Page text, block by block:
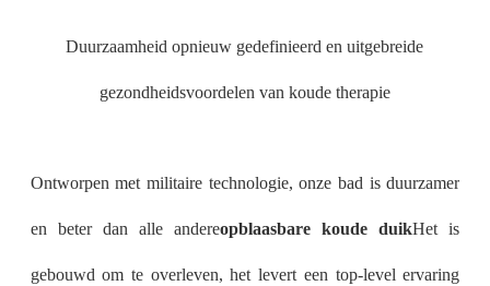
Duurzaamheid opnieuw gedefinieerd en uitgebreide
gezondheidsvoordelen van koude therapie
Ontworpen met militaire technologie, onze bad is duurzamer
en beter dan alle andereopblaasbare koude duikHet is
gebouwd om te overleven, het levert een top-level ervaring